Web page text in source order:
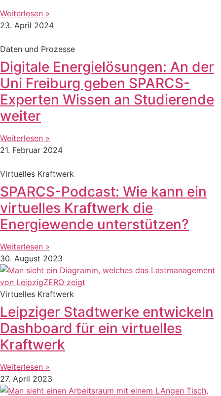
Weiterlesen »
23. April 2024
Daten und Prozesse
Digitale Energielösungen: An der
Uni Freiburg geben SPARCS-
Experten Wissen an Studierende
weiter
Weiterlesen »
21. Februar 2024
Virtuelles Kraftwerk
SPARCS-Podcast: Wie kann ein
virtuelles Kraftwerk die
Energiewende unterstützen?
Weiterlesen »
30. August 2023
Virtuelles Kraftwerk
Leipziger Stadtwerke entwickeln
Dashboard für ein virtuelles
Kraftwerk
Weiterlesen »
27. April 2023